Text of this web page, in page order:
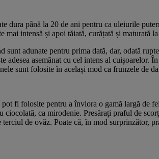
dura până la 20 de ani pentru ca uleiurile
intensă și apoi tăiată, curățată și maturată
adunate pentru prima dată, dar, odată
adesea asemănat cu cel intens al
sunt folosite în același mod ca frunzele de
fi folosite pentru a înviora o gamă largă
ciocolată, ca mirodenie. Presărați praful de
de ovăz. Poate că, în mod